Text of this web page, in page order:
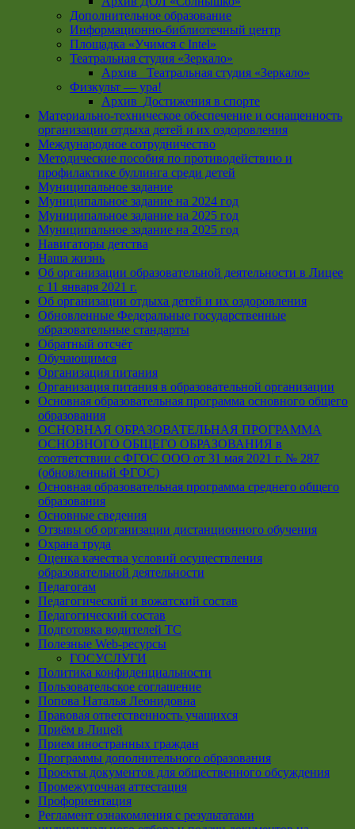
Дополнительное образование
Информационно-библиотечный центр
Площадка «Учимся с Intel»
Театральная студия «Зеркало»
Архив _Театральная студия «Зеркало»
Физкульт — ура!
Архив_Достижения в спорте
Материально-техническое обеспечение и оснащенность
организации отдыха детей и их оздоровления
Международное сотрудничество
Методические пособия по противодействию и
профилактике буллинга среди детей
Муниципальное задание
Муниципальное задание на 2024 год
Муниципальное задание на 2025 год
Муниципальное задание на 2025 год
Навигаторы детства
Наша жизнь
Об организации образовательной деятельности в Лицее
с 11 января 2021 г.
Об организации отдыха детей и их оздоровления
Обновленные Федеральные государственные
образовательные стандарты
Обратный отсчёт
Обучающимся
Организация питания
Организация питания в образовательной организации
Основная образовательная программа основного общего
образования
ОСНОВНАЯ ОБРАЗОВАТЕЛЬНАЯ ПРОГРАММА
ОСНОВНОГО ОБЩЕГО ОБРАЗОВАНИЯ в
соответствии с ФГОС ООО от 31 мая 2021 г. № 287
(обновленный ФГОС)
Основная образовательная программа среднего общего
образования
Основные сведения
Отзывы об организации дистанционного обучения
Охрана труда
Оценка качества условий осуществления
образовательной деятельности
Педагогам
Педагогический и вожатский состав
Педагогический состав
Подготовка водителей ТС
Полезные Web-ресурсы
ГОСУСЛУГИ
Политика конфиденциальности
Пользовательское соглашение
Попова Наталья Леонидовна
Правовая ответственность учащихся
Приём в Лицей
Прием иностранных граждан
Программы дополнительного образования
Проекты документов для общественного обсуждения
Промежуточная аттестация
Профориентация
Регламент ознакомления с результатами